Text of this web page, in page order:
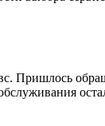
Пришлось